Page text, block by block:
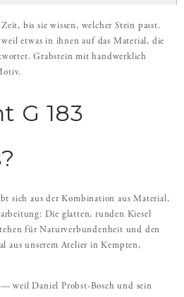
bis sie wissen, welcher Stein passt.
etwas in ihnen auf das Material, die
Grabstein mit handwerklich
G 183
sich aus der Kombination aus Material,
Die glatten, runden Kiesel
für Naturverbundenheit und den
aus unserem Atelier in Kempten,
— weil Daniel Probst-Bosch und sein